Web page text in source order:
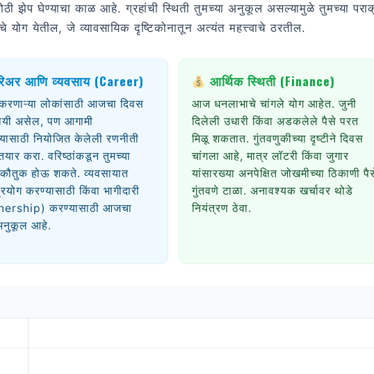
झेप घेण्याचा काळ आहे. ग्रहांची स्थिती तुमच्या अनुकूल असल्यामुळे तुमच्या
योग येतील, जे व्यावसायिक दृष्टिकोनातून अत्यंत महत्त्वाचे ठरतील.
आणि व्यवसाय (Career)
लोकांसाठी आजचा दिवस
असेल, पण आगामी
नियोजित केलेली रणनीती
करा. वरिष्ठांकडून तुमच्या
होऊ शकते. व्यवसायात
करण्यासाठी किंवा भागीदारी
करण्यासाठी आजचा
आहे.
आर्थिक स्थिती (Finance)
आज धनलाभाचे चांगले योग आहेत. जुनी
दिलेली उधारी किंवा अडकलेले पैसे परत
मिळू शकतात. गुंतवणुकीच्या दृष्टीने दिवस
चांगला आहे, मात्र लॉटरी किंवा जुगार
यांसारख्या अनपेक्षित जोखमीच्या ठिकाणी
गुंतवणे टाळा. अनावश्यक खर्चावर थोडे
नियंत्रण ठेवा.